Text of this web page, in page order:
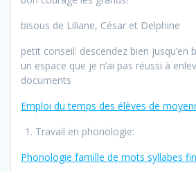
bisous de Liliane, César et Delphine
petit conseil: descendez bien jusqu’en
un espace que je n’ai pas réussi à
documents
Emploi du temps des élèves de
Travail en phonologie:
Phonologie famille de mots syllabes